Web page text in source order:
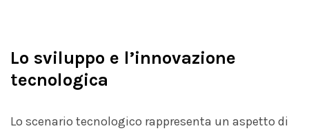
Lo sviluppo e l’innovazione
tecnologica
Lo scenario tecnologico rappresenta un aspetto di